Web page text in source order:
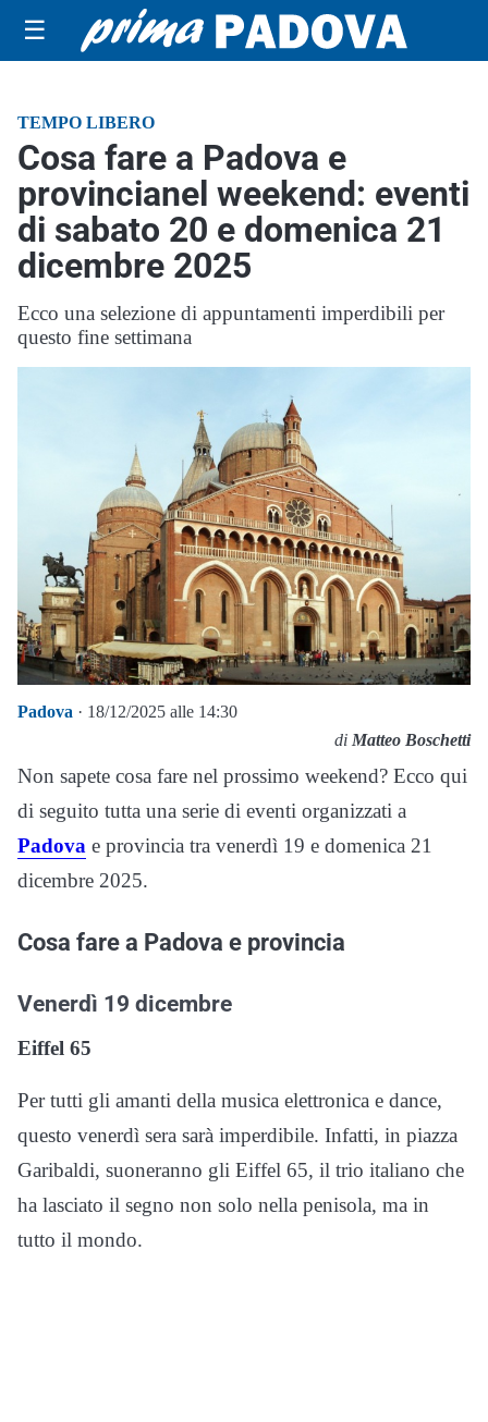
☰
TEMPO LIBERO
Cosa fare a Padova e
provincianel weekend: eventi
di sabato 20 e domenica 21
dicembre 2025
Ecco una selezione di appuntamenti imperdibili per
questo fine settimana
Padova · 18/12/2025 alle 14:30
di Matteo Boschetti
Non sapete cosa fare nel prossimo weekend? Ecco qui
di seguito tutta una serie di eventi organizzati a
Padova e provincia tra venerdì 19 e domenica 21
dicembre 2025.
Cosa fare a Padova e provincia
Venerdì 19 dicembre
Eiffel 65
Per tutti gli amanti della musica elettronica e dance,
questo venerdì sera sarà imperdibile. Infatti, in piazza
Garibaldi, suoneranno gli Eiffel 65, il trio italiano che
ha lasciato il segno non solo nella penisola, ma in
tutto il mondo.